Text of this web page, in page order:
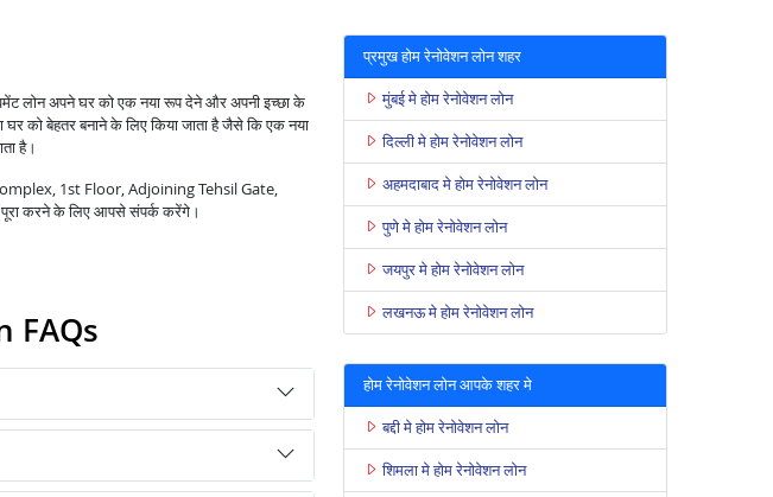
लोन अपने घर को एक नया रूप देने और अपनी इच्छा के
को बेहतर बनाने के लिए किया जाता है जैसे कि एक नया
है।
1st Floor, Adjoining Tehsil Gate,
करने के लिए आपसे संपर्क करेंगे।
FAQs
प्रमुख होम रेनोवेशन लोन शहर
मुंबई मे होम रेनोवेशन लोन
दिल्ली मे होम रेनोवेशन लोन
अहमदाबाद मे होम रेनोवेशन लोन
पुणे मे होम रेनोवेशन लोन
जयपुर मे होम रेनोवेशन लोन
लखनऊ मे होम रेनोवेशन लोन
होम रेनोवेशन लोन आपके शहर मे
बद्दी मे होम रेनोवेशन लोन
शिमला मे होम रेनोवेशन लोन